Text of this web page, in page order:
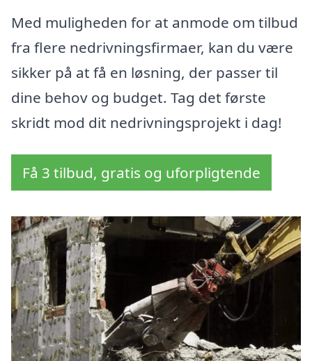
Med muligheden for at anmode om tilbud
fra flere nedrivningsfirmaer, kan du være
sikker på at få en løsning, der passer til
dine behov og budget. Tag det første
skridt mod dit nedrivningsprojekt i dag!
Få 3 tilbud, gratis og uforpligtende